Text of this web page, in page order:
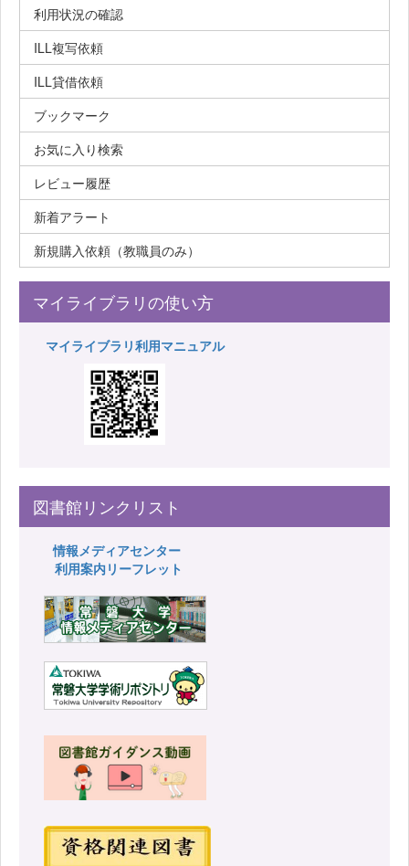
利用状況の確認
ILL複写依頼
ILL貸借依頼
ブックマーク
お気に入り検索
レビュー履歴
新着アラート
新規購入依頼（教職員のみ）
マイライブラリの使い方
マイライブラリ利用マニュアル
図書館リンクリスト
情報メディアセンター
利用案内リーフレット